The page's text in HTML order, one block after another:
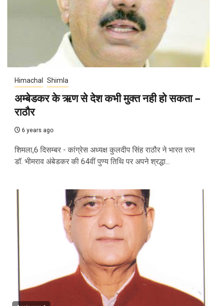
Himachal Shimla
अम्बेडकर के ऋण से देश कभी मुक्त नही हो सकता –
राठौर
6 years ago
शिमला,6 दिसम्बर - कांग्रेस अध्यक्ष कुलदीप सिंह राठौर ने भारत रत्न
डॉ. भीमराव अंबेडकर की 64वीं पुण्य तिथि पर अपने श्रद्धा...